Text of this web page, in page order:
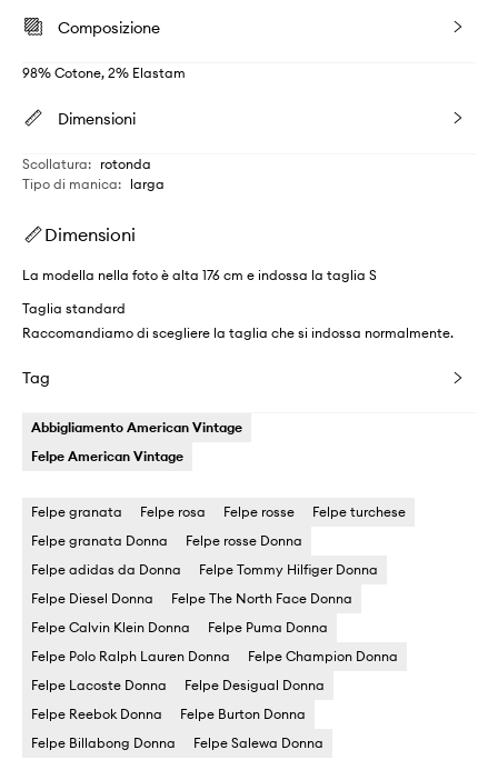
Composizione
98% Cotone, 2% Elastam
Dimensioni
Scollatura: rotonda
Tipo di manica: larga
Dimensioni
La modella nella foto è alta 176 cm e indossa la taglia S
Taglia standard
Raccomandiamo di scegliere la taglia che si indossa normalmente.
Tag
Abbigliamento American Vintage
Felpe American Vintage
Felpe granata Felpe rosa Felpe rosse
Felpe turchese
Felpe granata Donna
Felpe rosse Donna
Felpe adidas da Donna
Felpe Tommy Hilfiger Donna
Felpe Diesel Donna
Felpe The North Face Donna
Felpe Calvin Klein Donna
Felpe Puma Donna
Felpe Polo Ralph Lauren Donna
Felpe Champion Donna
Felpe Lacoste Donna
Felpe Desigual Donna
Felpe Reebok Donna
Felpe Burton Donna
Felpe Billabong Donna
Felpe Salewa Donna